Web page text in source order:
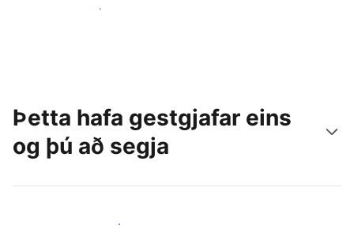
Náðu til nýrra gesta í dag
Þetta hafa gestgjafar eins
og þú að segja
Ganga til liðs við aðra gestgjafa